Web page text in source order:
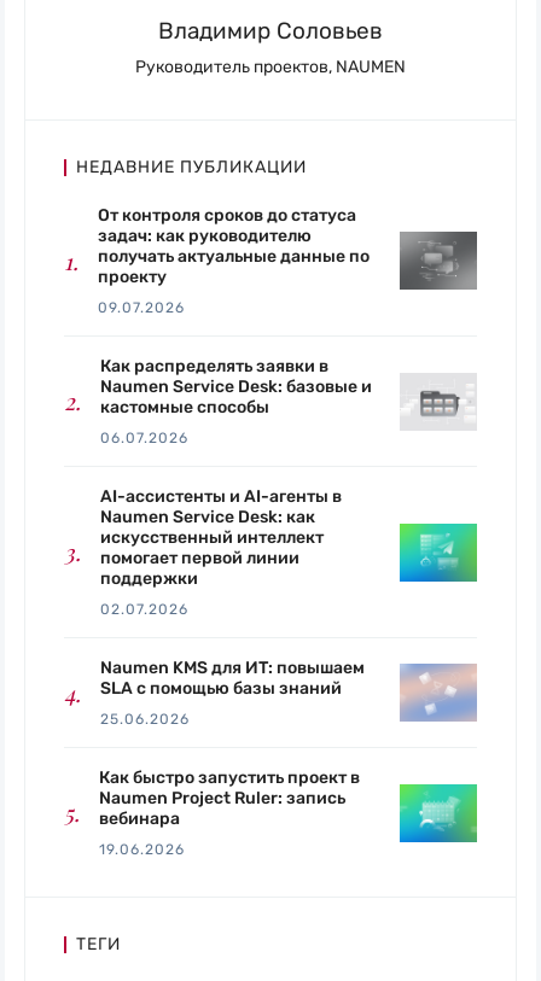
Владимир Соловьев
Руководитель проектов, NAUMEN
НЕДАВНИЕ ПУБЛИКАЦИИ
От контроля сроков до статуса
задач: как руководителю
получать актуальные данные по
проекту
09.07.2026
Как распределять заявки в
Naumen Service Desk: базовые и
кастомные способы
06.07.2026
AI-ассистенты и AI-агенты в
Naumen Service Desk: как
искусственный интеллект
помогает первой линии
поддержки
02.07.2026
Naumen KMS для ИТ: повышаем
SLA с помощью базы знаний
25.06.2026
Как быстро запустить проект в
Naumen Project Ruler: запись
вебинара
19.06.2026
ТЕГИ